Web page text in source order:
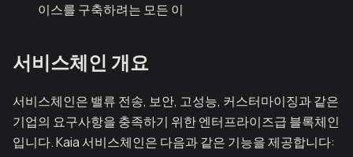
이스를 구축하려는 모든 이
서비스체인 개요
서비스체인은 밸류 전송, 보안, 고성능, 커스터마이징과 같은
기업의 요구사항을 충족하기 위한 엔터프라이즈급 블록체인
입니다. Kaia 서비스체인은 다음과 같은 기능을 제공합니다: